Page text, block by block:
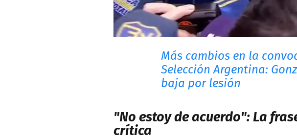
Más cambios en la
Selección Argentina:
baja por lesión
"No estoy de acuerdo": La
crítica